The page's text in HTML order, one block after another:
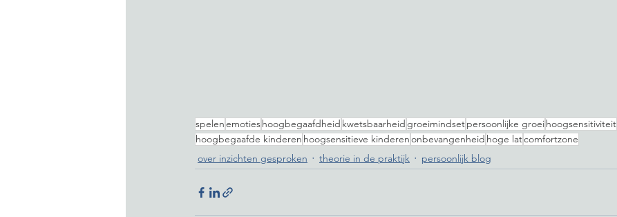
spelenemotieshoogbegaafdheid kwetsbaarheid groeimindsetpersoonlijke groeihoogsensitiviteit
hoogbegaafde kinderen hoogsensitieve kinderenonbevangenheid hoge latcomfortzone
over inzichten gesproken
theorie in de praktijk persoonlijk blog